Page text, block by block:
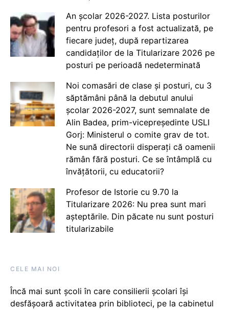
An școlar 2026-2027. Lista posturilor
pentru profesori a fost actualizată, pe
fiecare județ, după repartizarea
candidaților de la Titularizare 2026 pe
posturi pe perioadă nedeterminată
Noi comasări de clase și posturi, cu 3
săptămâni până la debutul anului
școlar 2026-2027, sunt semnalate de
Alin Badea, prim-vicepreședinte USLI
Gorj: Ministerul o comite grav de tot.
Ne sună directorii disperați că oamenii
rămân fără posturi. Ce se întâmplă cu
învățătorii, cu educatorii?
Profesor de Istorie cu 9.70 la
Titularizare 2026: Nu prea sunt mari
așteptările. Din păcate nu sunt posturi
titularizabile
CELE MAI NOI
Încă mai sunt școli în care consilierii școlari își
desfășoară activitatea prin biblioteci, pe la cabinetul